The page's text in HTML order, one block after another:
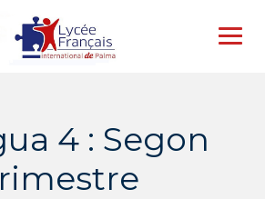
4 : Segon